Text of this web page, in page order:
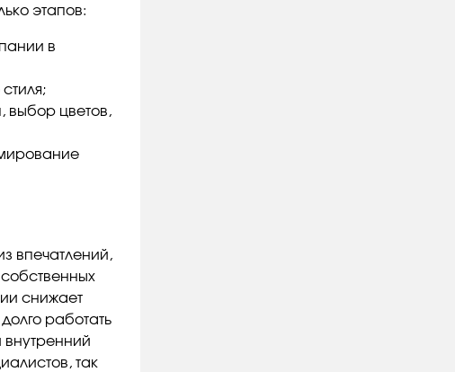
этапов:
в
выбор цветов,
впечатлений,
снижает
работать
внутренний
так